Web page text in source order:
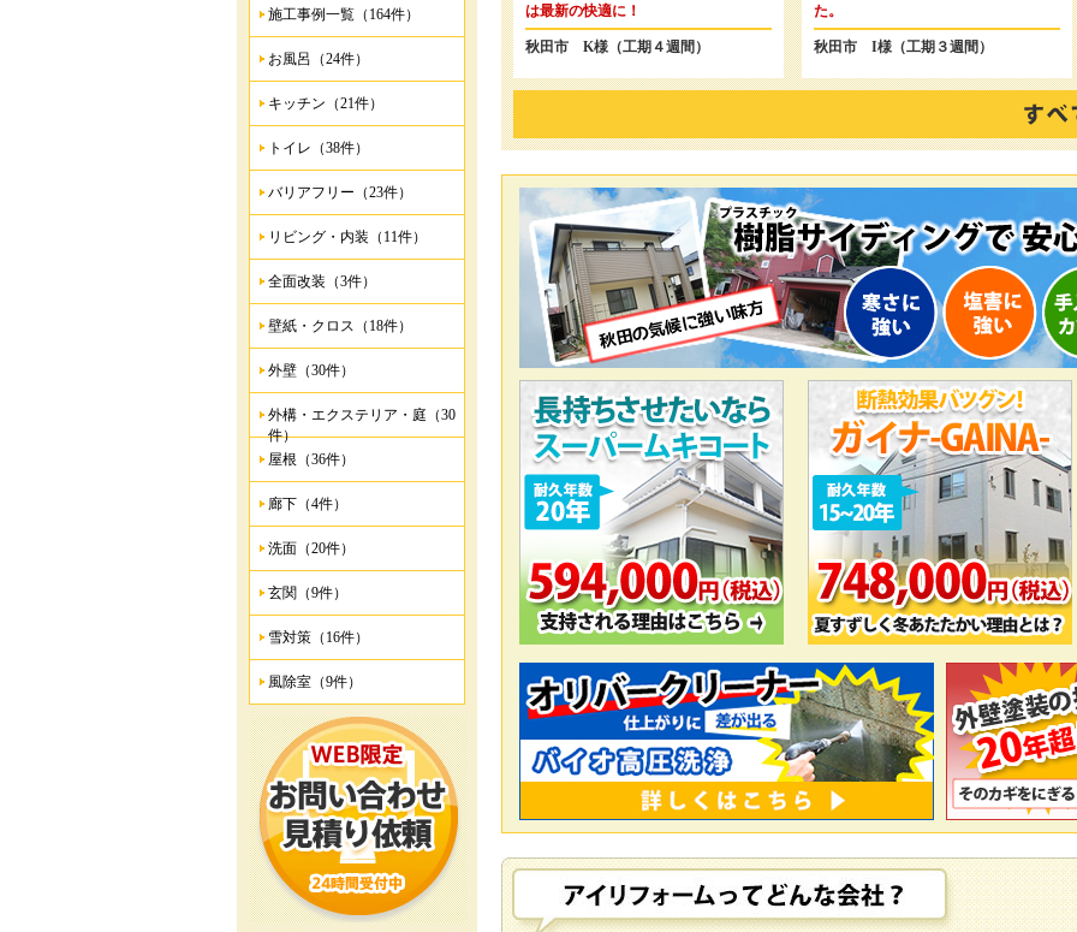
は最新の快適に！
秋田市 K様（工期４週間）
た。
秋田市 I様（工期３週間）
施工事例一覧（164件）
お風呂（24件）
キッチン（21件）
トイレ（38件）
バリアフリー（23件）
リビング・内装（11件）
全面改装（3件）
壁紙・クロス（18件）
外壁（30件）
外構・エクステリア・庭（30
件）
屋根（36件）
廊下（4件）
洗面（20件）
玄関（9件）
雪対策（16件）
風除室（9件）